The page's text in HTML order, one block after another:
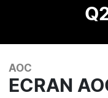
AOC
ECRAN